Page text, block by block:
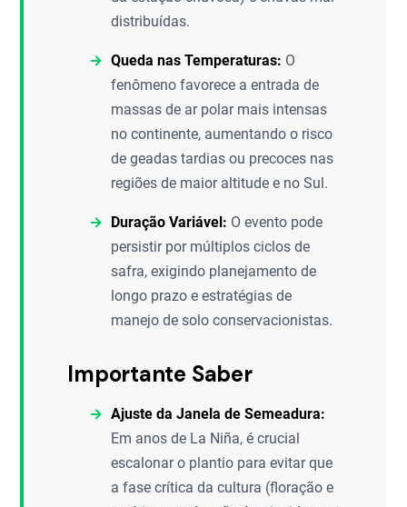
distribuídas.
Queda nas Temperaturas: O
fenômeno favorece a entrada de
massas de ar polar mais intensas
no continente, aumentando o risco
de geadas tardias ou precoces nas
regiões de maior altitude e no Sul.
Duração Variável: O evento pode
persistir por múltiplos ciclos de
safra, exigindo planejamento de
longo prazo e estratégias de
manejo de solo conservacionistas.
Importante Saber
Ajuste da Janela de Semeadura:
Em anos de La Niña, é crucial
escalonar o plantio para evitar que
a fase crítica da cultura (floração e